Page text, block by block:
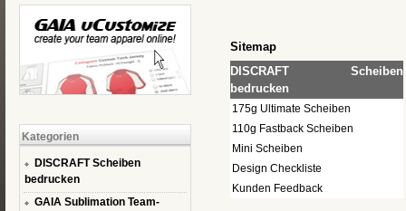
Kategorien
DISCRAFT Scheiben
bedrucken
GAIA Sublimation Team-
Sitemap
DISCRAFT Scheiben
bedrucken
175g Ultimate Scheiben
110g Fastback Scheiben
Mini Scheiben
Design Checkliste
Kunden Feedback